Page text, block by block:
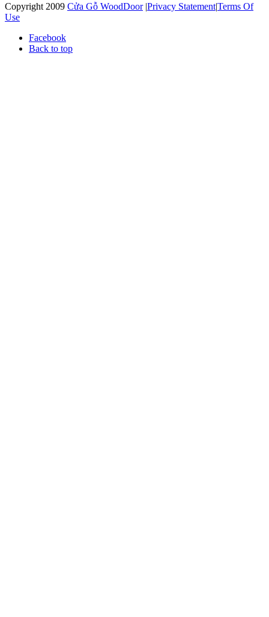
Copyright 2009 Cửa Gỗ WoodDoor |Privacy Statement|Terms Of
Use
Facebook
Back to top